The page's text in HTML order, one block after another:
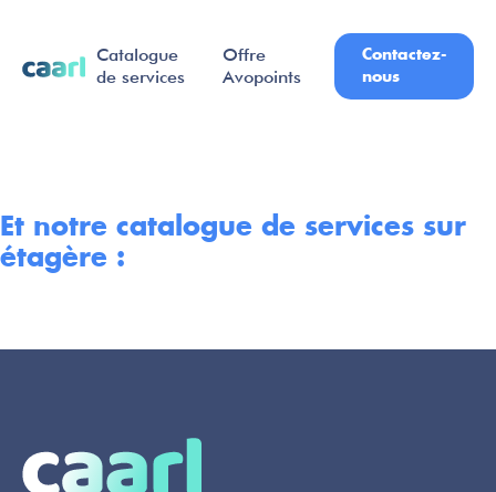
Catalogue
de services
Offre
Avopoints
Contactez-
nous
Et notre catalogue de services sur
étagère :